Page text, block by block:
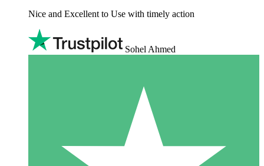
Nice and Excellent to Use with timely action
Sohel Ahmed